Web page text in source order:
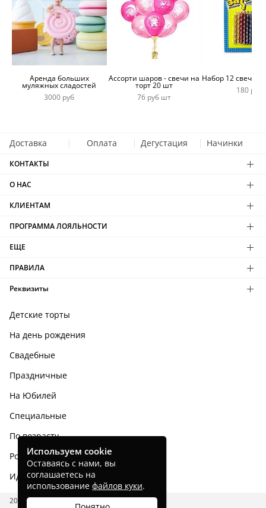
Аренда больших
муляжных сладостей
3000 руб
Ассорти шаров - свечи на
торт 20 шт
76 руб шт
Набор 12 свечей
180 руб
Доставка Оплата Дегустация Начинки
КОНТАКТЫ
О НАС
КЛИЕНТАМ
ПРОГРАММА ЛОЯЛЬНОСТИ
ЕЩЕ
ПРАВИЛА
Реквизиты
Детские торты
На день рождения
Свадебные
Праздничные
На Юбилей
Специальные
По возрасту
Родным и близким
Идеи тортов
2026 CAKES.RU
Используем cookie
Оставаясь с нами, вы
соглашаетесь на
использование файлов куки.